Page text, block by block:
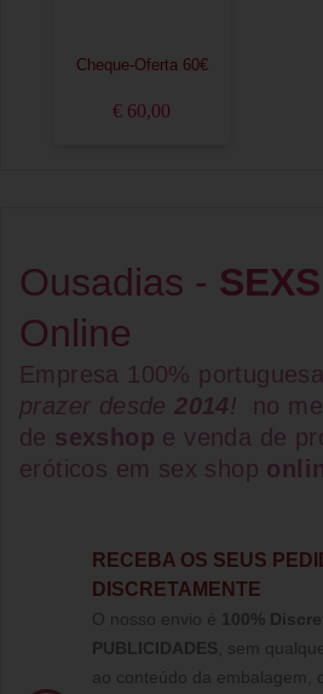
Cheque-Oferta 60€
€ 60,00
Ousadias -
Online
Empresa 100%
prazer desde2014!
no
de sexshop e venda de
eróticos em sex shop
RECEBA OS SEUS
DISCRETAMENTE
O nosso envio é 100%
PUBLICIDADES , sem
ao conteúdo da embalagem,